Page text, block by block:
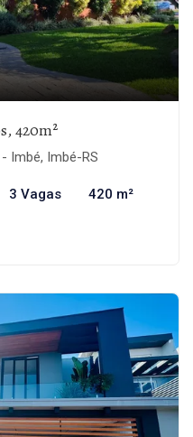
420m²
Imbé, Imbé-RS
3 Vagas 420 m²